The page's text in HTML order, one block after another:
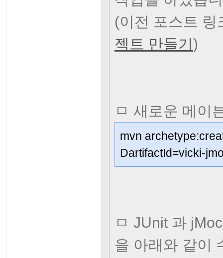
(이전 포스트
젝트 만들기)
ㅁ 새로운 메이
mvn
DartifactId=vicki-
ㅁ JUnit 과
을 아래와 같이